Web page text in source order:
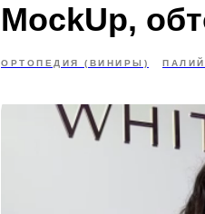
MockUp,
ОРТОПЕДИЯ (ВИНИРЫ)